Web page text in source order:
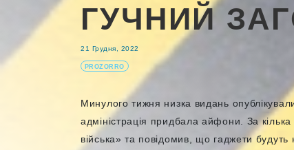
ГУЧНИЙ
21 Грудня, 2022
PROZORRO
Минулого тижня низка видань
адміністрація придбала айфони. За
війська» та повідомив, що гаджети будуть